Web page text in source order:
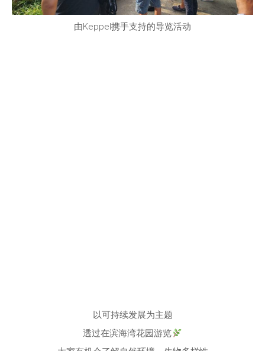
由Keppel携手支持的导览活动
以可持续发展为主题
透过在滨海湾花园游览